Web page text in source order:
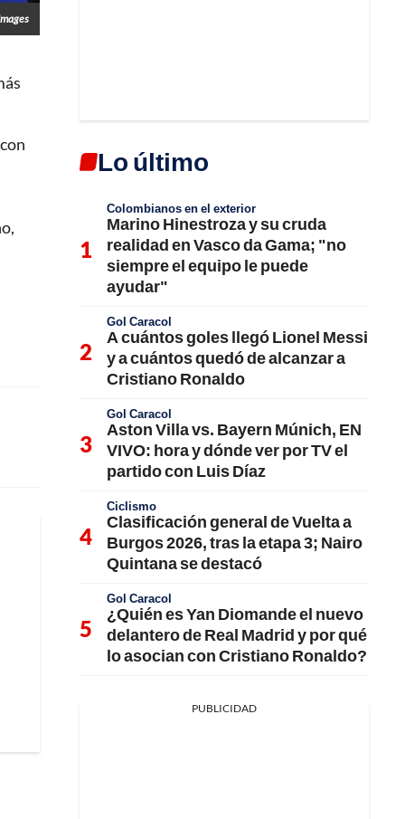
Lo último
Colombianos en el exterior
Marino Hinestroza y su cruda
realidad en Vasco da Gama; "no
siempre el equipo le puede
ayudar"
Gol Caracol
A cuántos goles llegó Lionel Messi
y a cuántos quedó de alcanzar a
Cristiano Ronaldo
Gol Caracol
Aston Villa vs. Bayern Múnich, EN
VIVO: hora y dónde ver por TV el
partido con Luis Díaz
Ciclismo
Clasificación general de Vuelta a
Burgos 2026, tras la etapa 3; Nairo
Quintana se destacó
Gol Caracol
¿Quién es Yan Diomande el nuevo
delantero de Real Madrid y por qué
lo asocian con Cristiano Ronaldo?
PUBLICIDAD